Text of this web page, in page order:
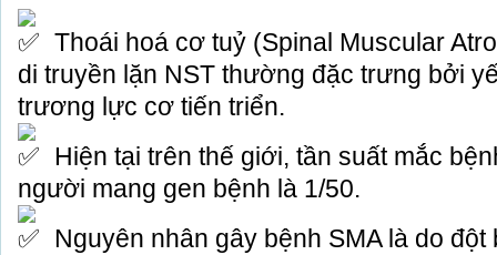
Thoái hoá cơ tuỷ (Spinal Muscular
di truyền lặn NST thường đặc trưng bởi
trương lực cơ tiến triển.
Hiện tại trên thế giới, tần suất mắc
người mang gen bệnh là 1/50.
Nguyên nhân gây bệnh SMA là do